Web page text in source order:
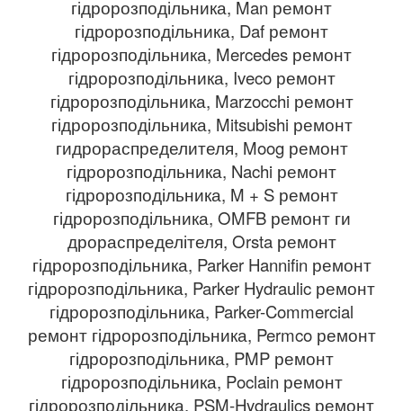
гідророзподільника, Man ремонт
гідророзподільника, Daf ремонт
гідророзподільника, Mercedes ремонт
гідророзподільника, Iveco ремонт
гідророзподільника, Marzocchi ремонт
гідророзподільника, Mitsubishi ремонт
гидрораспределителя, Moog ремонт
гідророзподільника, Nachi ремонт
гідророзподільника, M + S ремонт
гідророзподільника, OMFB ремонт ги
дрораспределітеля, Orsta ремонт
гідророзподільника, Parker Hannifin ремонт
гідророзподільника, Parker Hydraulic ремонт
гідророзподільника, Parker-Commercial
ремонт гідророзподільника, Permco ремонт
гідророзподільника, PMP ремонт
гідророзподільника, Poclain ремонт
гідророзподільника, PSM-Hydraulics ремонт